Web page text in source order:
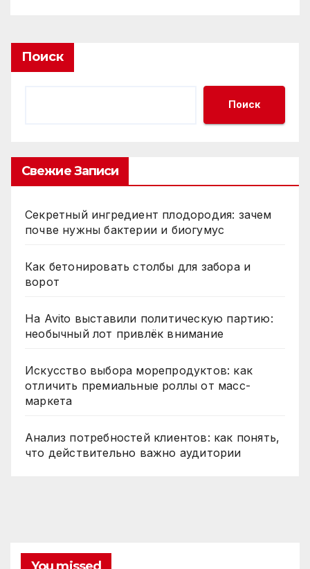
Поиск
Поиск
Свежие Записи
Секретный ингредиент плодородия: зачем
почве нужны бактерии и биогумус
Как бетонировать столбы для забора и
ворот
На Avito выставили политическую партию:
необычный лот привлёк внимание
Искусство выбора морепродуктов: как
отличить премиальные роллы от масс-
маркета
Анализ потребностей клиентов: как понять,
что действительно важно аудитории